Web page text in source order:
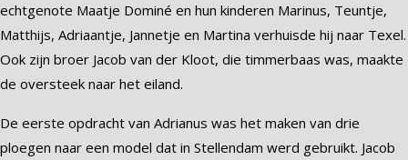
echtgenote Maatje Dominé en hun kinderen Marinus, Teuntje,
Matthijs, Adriaantje, Jannetje en Martina verhuisde hij naar Texel.
Ook zijn broer Jacob van der Kloot, die timmerbaas was, maakte
de oversteek naar het eiland.
De eerste opdracht van Adrianus was het maken van drie
ploegen naar een model dat in Stellendam werd gebruikt. Jacob